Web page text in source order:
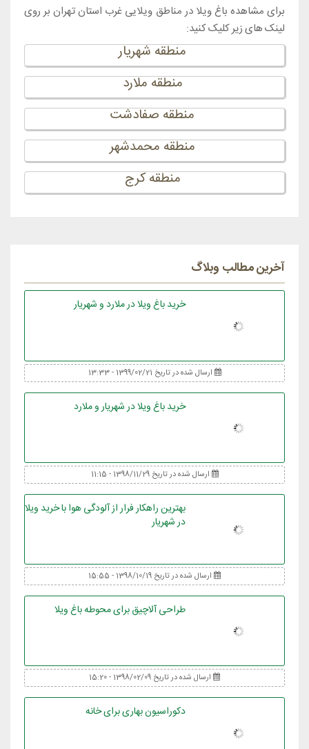
برای مشاهده باغ ویلا در مناطق ویلایی غرب استان تهران بر روی
لینک های زیر کلیک کنید:
منطقه شهریار
منطقه ملارد
منطقه صفادشت
منطقه محمدشهر
منطقه کرج
آخرین مطالب وبلاگ
خرید باغ ویلا در ملارد و شهریار
ارسال شده در تاریخ 1399/02/21 - 13:33
خرید باغ ویلا در شهریار و ملارد
ارسال شده در تاریخ 1398/11/29 - 11:15
بهترین راهکار فرار از آلودگی هوا با خرید ویلا
در شهریار
ارسال شده در تاریخ 1398/10/19 - 15:55
طراحی آلاچیق برای محوطه باغ ویلا
ارسال شده در تاریخ 1398/02/09 - 15:20
دکوراسیون بهاری برای خانه